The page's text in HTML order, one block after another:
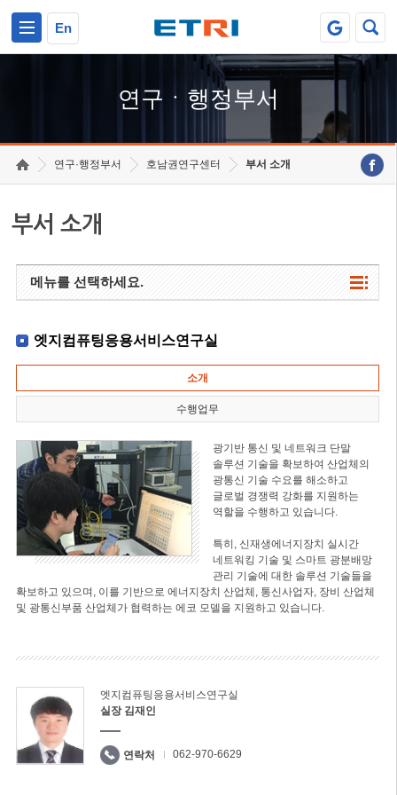
En
연구ㆍ행정부서
연구·행정부서 호남권연구센터 부서 소개
부서 소개
메뉴를 선택하세요.
엣지컴퓨팅응용서비스연구실
소개
수행업무
광기반 통신 및 네트워크 단말
솔루션 기술을 확보하여 산업체의
광통신 기술 수요를 해소하고
글로벌 경쟁력 강화를 지원하는
역할을 수행하고 있습니다.
특히, 신재생에너지장치 실시간
네트워킹 기술 및 스마트 광분배망
관리 기술에 대한 솔루션 기술들을
확보하고 있으며, 이를 기반으로 에너지장치 산업체, 통신사업자, 장비 산업체
및 광통신부품 산업체가 협력하는 에코 모델을 지원하고 있습니다.
엣지컴퓨팅응용서비스연구실
실장 김재인
연락처 062-970-6629